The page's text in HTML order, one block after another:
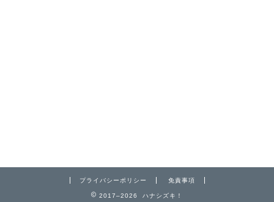
プライバシーポリシー 免責事項
2017–2026 ハナシズキ！